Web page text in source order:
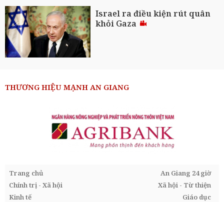
Israel ra điều kiện rút quân
khỏi Gaza
THƯƠNG HIỆU MẠNH AN GIANG
Trang chủ
An Giang 24 giờ
Chính trị - Xã hội
Xã hội - Từ thiện
Kinh tế
Giáo dục